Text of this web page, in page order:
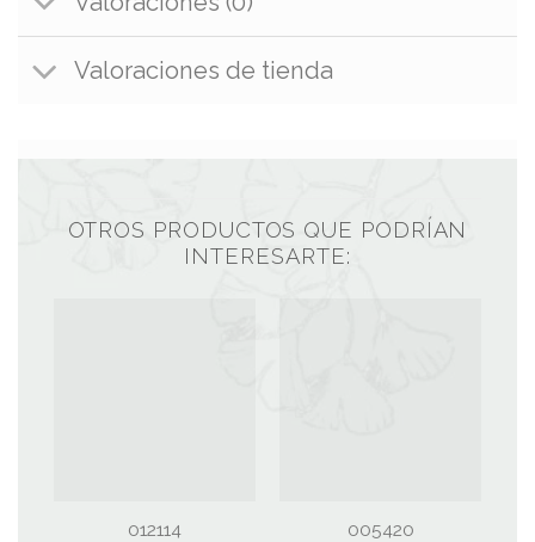
Valoraciones de tienda
OTROS PRODUCTOS QUE PODRÍAN
INTERESARTE:
012114
005420